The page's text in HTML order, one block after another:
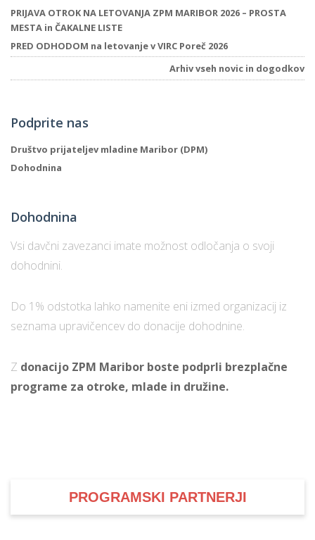
PRIJAVA OTROK NA LETOVANJA ZPM MARIBOR 2026 – PROSTA
MESTA in ČAKALNE LISTE
PRED ODHODOM na letovanje v VIRC Poreč 2026
Arhiv vseh novic in dogodkov
Podprite nas
Društvo prijateljev mladine Maribor (DPM)
Dohodnina
Dohodnina
Vsi davčni zavezanci imate možnost odločanja o svoji
dohodnini.
Do 1% odstotka lahko namenite eni izmed organizacij iz
seznama upravičencev do donacije dohodnine.
Z donacijo ZPM Maribor boste podprli brezplačne
programe za otroke, mlade in družine.
PROGRAMSKI PARTNERJI